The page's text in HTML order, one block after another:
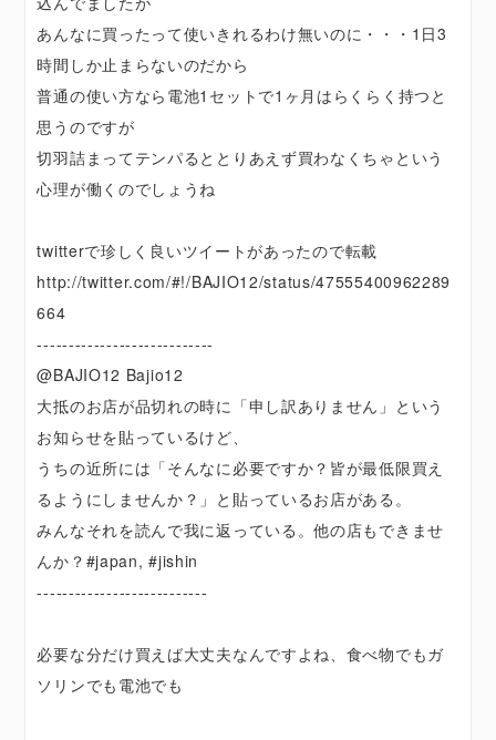
あんなに買ったって使いきれるわけ無いのに・・・1日3
時間しか止まらないのだから
普通の使い方なら電池1セットで1ヶ月はらくらく持つと
思うのですが
切羽詰まってテンパるととりあえず買わなくちゃという
心理が働くのでしょうね
twitterで珍しく良いツイートがあったので転載
http://twitter.com/#!/BAJIO12/status/47555400962289
664
----------------------------
@BAJIO12 Bajio12
大抵のお店が品切れの時に「申し訳ありません」という
お知らせを貼っているけど、
うちの近所には「そんなに必要ですか？皆が最低限買え
るようにしませんか？」と貼っているお店がある。
みんなそれを読んで我に返っている。他の店もできませ
んか？#japan, #jishin
---------------------------
必要な分だけ買えば大丈夫なんですよね、食べ物でもガ
ソリンでも電池でも